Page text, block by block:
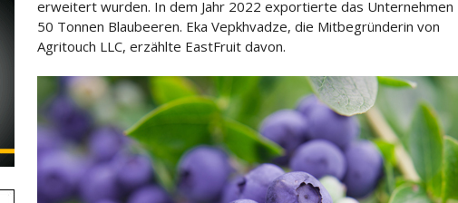
erweitert wurden. In dem Jahr 2022 exportierte das Unternehmen
50 Tonnen Blaubeeren. Eka Vepkhvadze, die Mitbegründerin von
Agritouch LLC, erzählte EastFruit davon.